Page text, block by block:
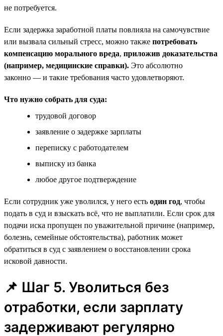
не потребуется.
Если задержка заработной платы повлияла на самочувствие
или вызвала сильный стресс, можно также потребовать
компенсацию морального вреда, приложив доказательства
(например, медицинские справки). Это абсолютно
законно — и такие требования часто удовлетворяют.
Что нужно собрать для суда:
трудовой договор
заявление о задержке зарплаты
переписку с работодателем
выписку из банка
любое другое подтверждение
Если сотрудник уже уволился, у него есть один год, чтобы
подать в суд и взыскать всё, что не выплатили. Если срок для
подачи иска пропущен по уважительной причине (например,
болезнь, семейные обстоятельства), работник может
обратиться в суд с заявлением о восстановлении срока
исковой давности.
📌 Шаг 5. Уволиться без
отработки, если зарплату
задерживают регулярно